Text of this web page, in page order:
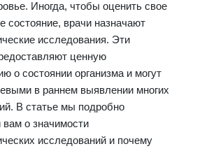
Иногда, чтобы оценить свое
состояние, врачи назначают
исследования. Эти
ценную
о состоянии организма и могут
в раннем выявлении многих
В статье мы подробно
вам о значимости
исследований и почему